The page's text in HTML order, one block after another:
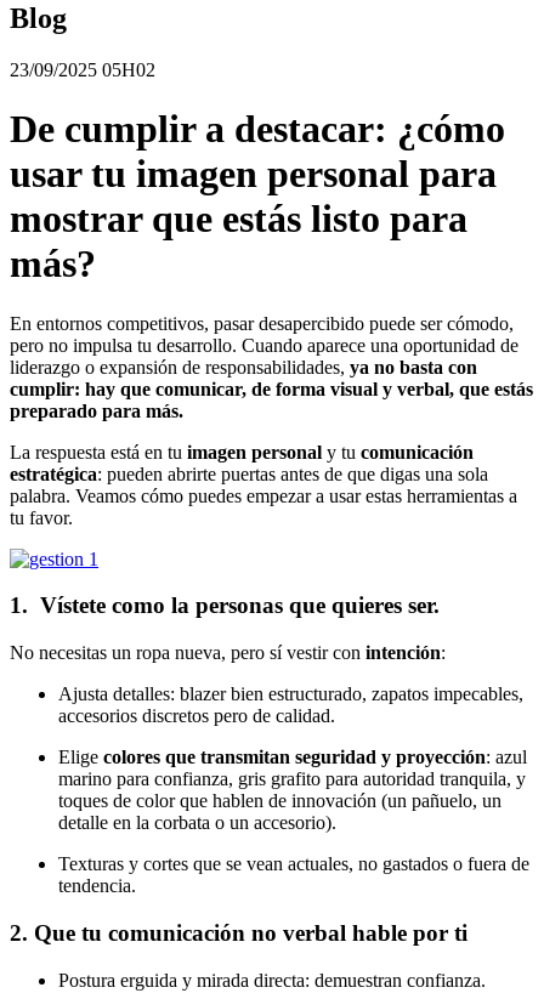
Blog
23/09/2025 05H02
De cumplir a destacar: ¿cómo
usar tu imagen personal para
mostrar que estás listo para
más?
En entornos competitivos, pasar desapercibido puede ser cómodo,
pero no impulsa tu desarrollo. Cuando aparece una oportunidad de
liderazgo o expansión de responsabilidades, ya no basta con
cumplir: hay que comunicar, de forma visual y verbal, que estás
preparado para más.
La respuesta está en tu imagen personal y tu comunicación
estratégica: pueden abrirte puertas antes de que digas una sola
palabra. Veamos cómo puedes empezar a usar estas herramientas a
tu favor.
1. Vístete como la personas que quieres ser.
No necesitas un ropa nueva, pero sí vestir con intención:
Ajusta detalles: blazer bien estructurado, zapatos impecables,
accesorios discretos pero de calidad.
Elige colores que transmitan seguridad y proyección: azul
marino para confianza, gris grafito para autoridad tranquila, y
toques de color que hablen de innovación (un pañuelo, un
detalle en la corbata o un accesorio).
Texturas y cortes que se vean actuales, no gastados o fuera de
tendencia.
2. Que tu comunicación no verbal hable por ti
Postura erguida y mirada directa: demuestran confianza.